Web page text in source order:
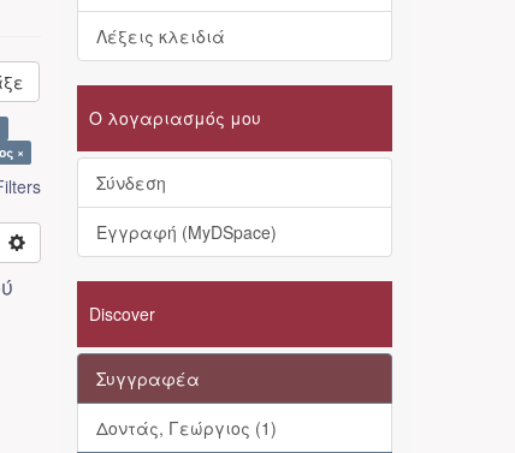
×
Λέξεις κλειδιά
Ο λογαριασμός μου
Σύνδεση
Εγγραφή (MyDSpace)
Discover
Συγγραφέα
Δοντάς, Γεώργιος (1)